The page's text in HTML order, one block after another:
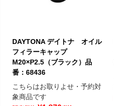
DAYTONA デイトナ オイル
フィラーキャップ
M20×P2.5（ブラック）品
番：68436
こちらはお取りよせ・予約対
象商品です